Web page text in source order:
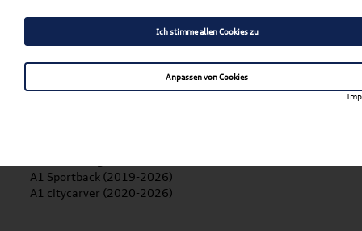
(GB) Gummifußmatten
Hinten 82A061511 041
A1 Sportback (2019-2026)
A1 citycarver (2020-2026)
Ich stimme allen Cookies zu
Anpassen von Cookies